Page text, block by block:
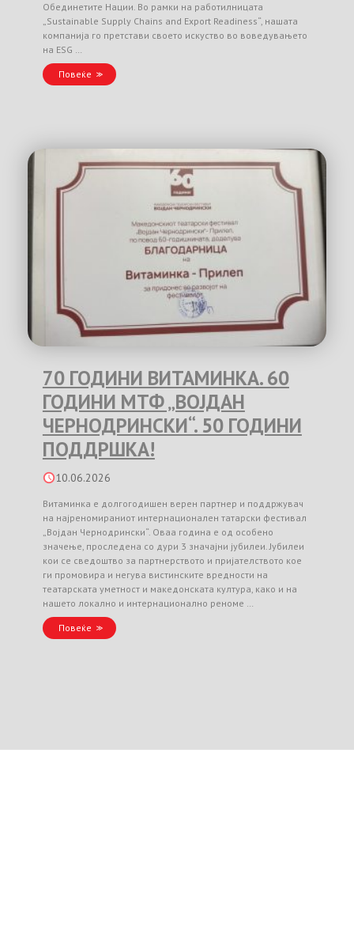
Обединетите Нации. Во рамки на работилницата
„Sustainable Supply Chains and Export Readiness“, нашата
компанија го претстави своето искуство во воведувањето
на ESG …
Повеќе
70 ГОДИНИ ВИТАМИНКА. 60
ГОДИНИ МТФ „ВОЈДАН
ЧЕРНОДРИНСКИ“. 50 ГОДИНИ
ПОДДРШКА!
10.06.2026
Витаминка е долгогодишен верен партнер и поддржувач
на најреномираниот интернационален татарски фестивал
„Војдан Чернодрински“. Оваа година е од особено
значење, проследена со дури 3 значајни јубилеи. Јубилеи
кои се сведоштво за партнерството и пријателството кое
ги промовира и негува вистинските вредности на
театарската уметност и македонската култура, како и на
нашето локално и интернационално реноме …
Повеќе